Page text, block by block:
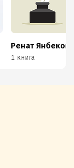
Ренат Янбеков
1 книга